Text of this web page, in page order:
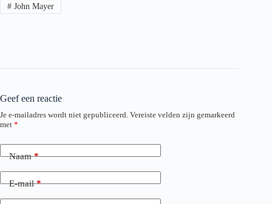
#John Mayer
Geef een reactie
Je e-mailadres wordt niet gepubliceerd. Vereiste velden zijn gemarkeerd
met *
Naam*
E-mail*